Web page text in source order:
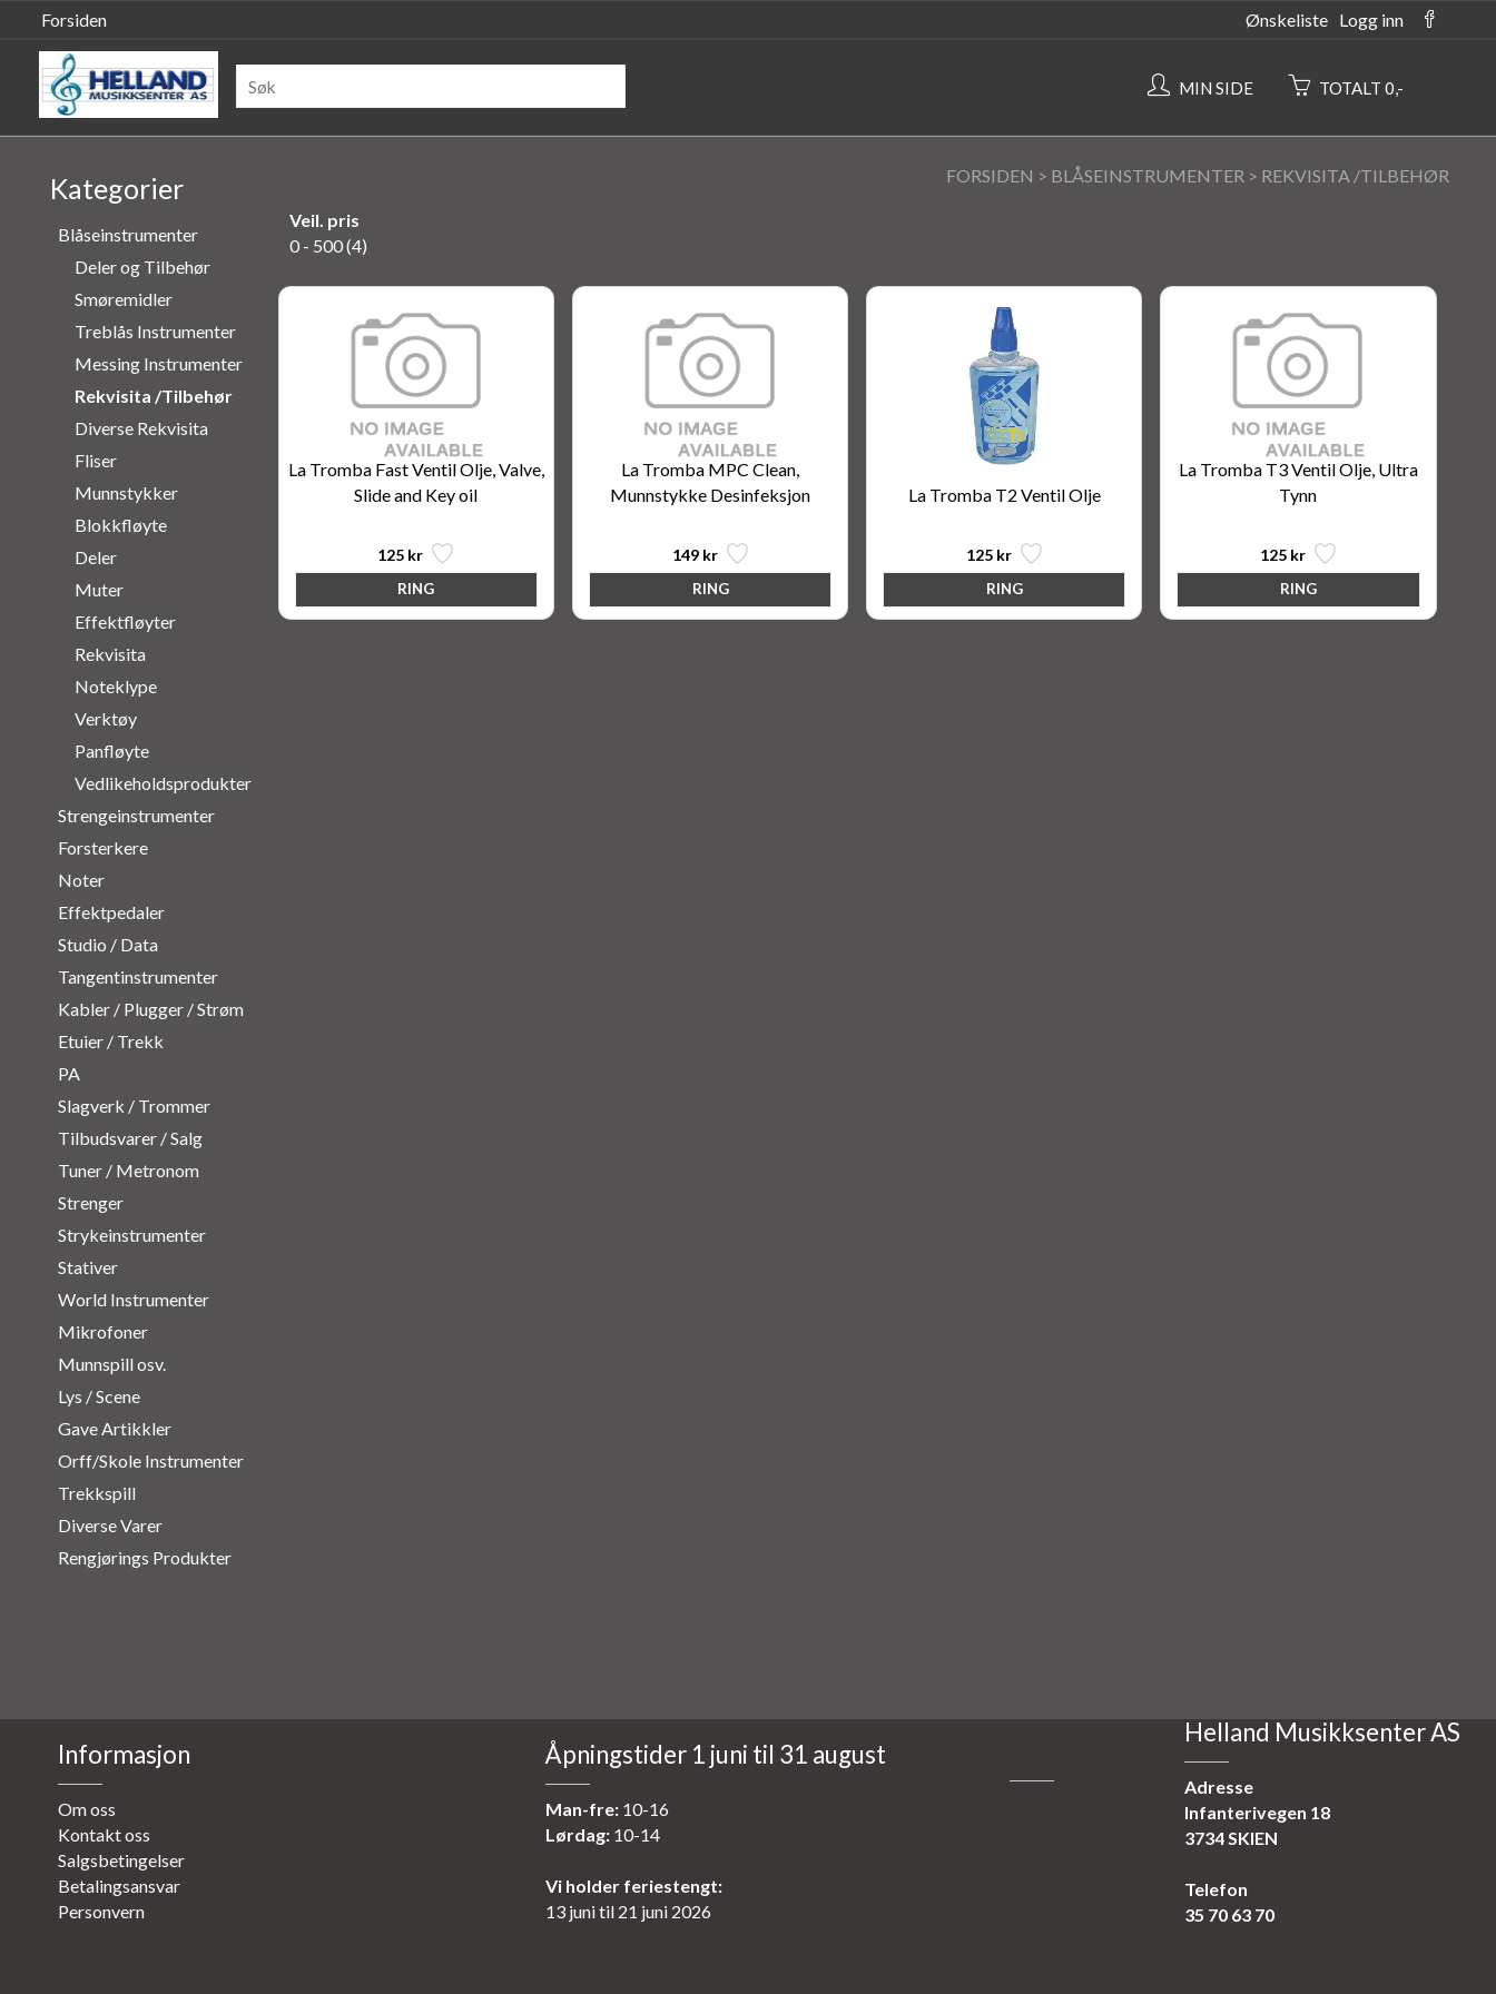
Forsiden Ønskeliste Logg inn
MIN SIDE TOTALT 0,-
Kategorier
Blåseinstrumenter
Deler og Tilbehør
Smøremidler
Treblås Instrumenter
Messing Instrumenter
Rekvisita /Tilbehør
Diverse Rekvisita
Fliser
Munnstykker
Blokkfløyte
Deler
Muter
Effektfløyter
Rekvisita
Noteklype
Verktøy
Panfløyte
Vedlikeholdsprodukter
Strengeinstrumenter
Forsterkere
Noter
Effektpedaler
Studio / Data
Tangentinstrumenter
Kabler / Plugger / Strøm
Etuier / Trekk
PA
Slagverk / Trommer
Tilbudsvarer / Salg
Tuner / Metronom
Strenger
Strykeinstrumenter
Stativer
World Instrumenter
Mikrofoner
Munnspill osv.
Lys / Scene
Gave Artikkler
Orff/Skole Instrumenter
Trekkspill
Diverse Varer
Rengjørings Produkter
FORSIDEN > BLÅSEINSTRUMENTER > REKVISITA /TILBEHØR
Veil. pris
0 - 500 (4)
La Tromba Fast Ventil Olje, Valve,
Slide and Key oil
125 kr
La Tromba MPC Clean,
Munnstykke Desinfeksjon
149 kr
La Tromba T2 Ventil Olje
125 kr
La Tromba T3 Ventil Olje, Ultra
Tynn
125 kr
Informasjon
Om oss
Kontakt oss
Salgsbetingelser
Betalingsansvar
Personvern
Åpningstider 1 juni til 31 august
Man-fre:10-16
Lørdag:10-14
Vi holder feriestengt:
13 juni til 21 juni 2026
Helland Musikksenter AS
Adresse
Infanterivegen 18
3734 SKIEN
Telefon
35 70 63 70